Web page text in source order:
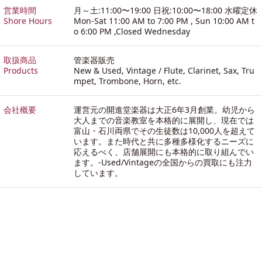
営業時間
Shore Hours
月～土:11:00〜19:00 日祝:10:00〜18:00 水曜定休
Mon-Sat 11:00 AM to 7:00 PM , Sun 10:00 AM t
o 6:00 PM ,Closed Wednesday
取扱商品
Products
管楽器販売
New & Used, Vintage / Flute, Clarinet, Sax, Tru
mpet, Trombone, Horn, etc.
会社概要
運営元の開進堂楽器は大正6年3月創業。幼児から
大人までの音楽教室を本格的に展開し、現在では
富山・石川両県でその生徒数は10,000人を超えて
います。また時代と共に多種多様化するニーズに
応えるべく、店舗展開にも本格的に取り組んでい
ます。-Used/Vintageの全国からの買取にも注力
しています。